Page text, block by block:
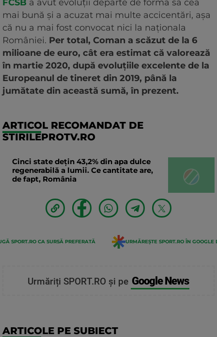
FCSB a avut evoluții departe de forma sa cea
mai bună și a acuzat mai multe accicentări, așa
că nu a mai fost convocat nici la naționala
României. Per total, Coman a scăzut de la 6
milioane de euro, cât era estimat că valorează
în martie 2020, după evoluțiile excelente de la
Europeanul de tineret din 2019, până la
jumătate din această sumă, în prezent.
ARTICOL RECOMANDAT DE
STIRILEPROTV.RO
Cinci state dețin 43,2% din apa dulce
regenerabilă a lumii. Ce cantitate are,
de fapt, România
SPORT.RO CA SURSĂ PREFERATĂ URMĂREȘTE SPORT.RO ÎN GOOGLE
Urmăriți SPORT.RO și pe Google News
ARTICOLE PE SUBIECT